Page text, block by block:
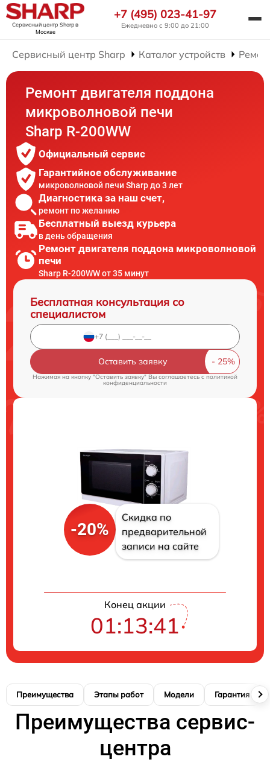
Сервисный центр Sharpв
Москве
+7 (495) 023-41-97
Ежедневно с 9:00 до 21:00
Сервисный центр Sharp Каталог устройств
Ремонт двигателя поддона
микроволновой печи
Sharp R-200WW
Официальный сервис
Гарантийное обслуживание
микроволновой печи Sharp до 3 лет
Диагностика за наш счет,
ремонт по желанию
Бесплатный выезд курьера
в день обращения
Ремонт двигателя поддона микроволновой
печи
Sharp R-200WW от 35 минут
Бесплатная консультация со
специалистом
Оставить заявку
Нажимая на кнопку "Оставить заявку" Вы соглашаетесь cполитикой
конфиденциальности
-20%
Скидка по
предварительной
записи на сайте
Конец акции
01:13:40
Преимущества Этапы работ Модели Гарантия
Преимущества сервис-
центра